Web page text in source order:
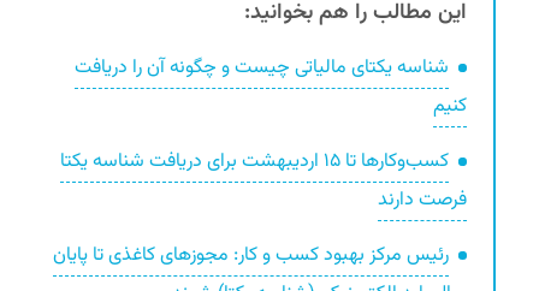
این مطالب را هم بخوانید:
شناسه یکتای مالیاتی چیست و چگونه آن را دریافت
کنیم
کسب‌وکار‌ها تا ۱۵ اردیبهشت برای دریافت‌ شناسه یکتا
فرصت دارند
رئیس مرکز بهبود کسب و کار: مجوز‌های کاغذی تا پایان